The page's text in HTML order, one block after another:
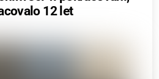
12 let